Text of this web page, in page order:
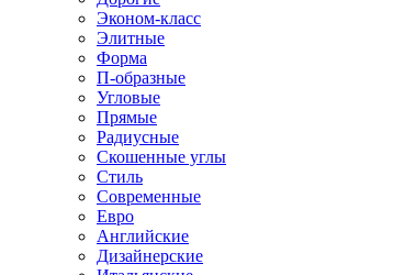
Эконом-класс
Элитные
Форма
П-образные
Угловые
Прямые
Радиусные
Скошенные углы
Стиль
Современные
Евро
Английские
Дизайнерские